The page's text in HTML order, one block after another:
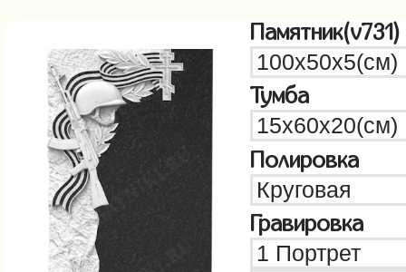
Памятник(v731)
Тумба
Полировка
Гравировка